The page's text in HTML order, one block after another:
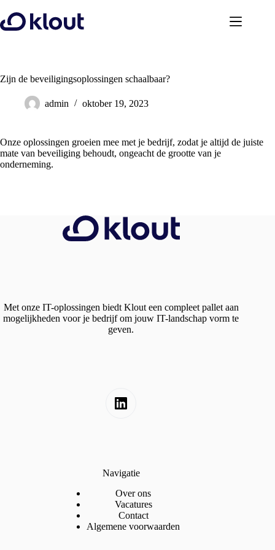
naar
de
Zijn de beveiligingsoplossingen schaalbaar?
admin oktober 19, 2023
Onze oplossingen groeien mee met je bedrijf, zodat je altijd de juiste
mate van beveiliging behoudt, ongeacht de grootte van je
onderneming.
Met onze IT-oplossingen biedt Klout een compleet pallet aan
mogelijkheden voor je bedrijf om jouw IT-landschap vorm te
geven.
Navigatie
Over ons
Vacatures
Contact
Algemene voorwaarden